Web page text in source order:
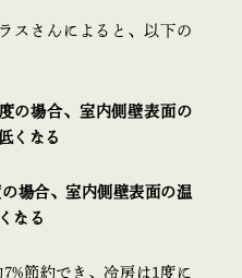
スさんによると、以下の
の場合、室内側壁表面の
くなる
場合、室内側壁表面の温
なる
節約でき、冷房は1度に